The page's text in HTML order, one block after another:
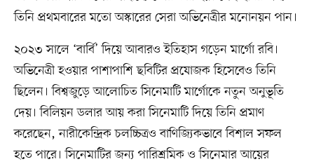
তিনি প্রথমবারের মতো অস্কারের সেরা অভিনেত্রীর মনোনয়ন পান।
২০২৩ সালে ‘বার্বি’ দিয়ে আবারও ইতিহাস গড়েন মার্গো রবি।
অভিনেত্রী হওয়ার পাশাপাশি ছবিটির প্রযোজক হিসেবেও তিনি
ছিলেন। বিশ্বজুড়ে আলোচিত সিনেমাটি মার্গোকে নতুন অনুভূতি
দেয়। বিলিয়ন ডলার আয় করা সিনেমাটি দিয়ে তিনি প্রমাণ
করেছেন, নারীকেন্দ্রিক চলচ্চিত্রও বাণিজ্যিকভাবে বিশাল সফল
হতে পারে। সিনেমাটির জন্য পারিশ্রমিক ও সিনেমার আয়ের